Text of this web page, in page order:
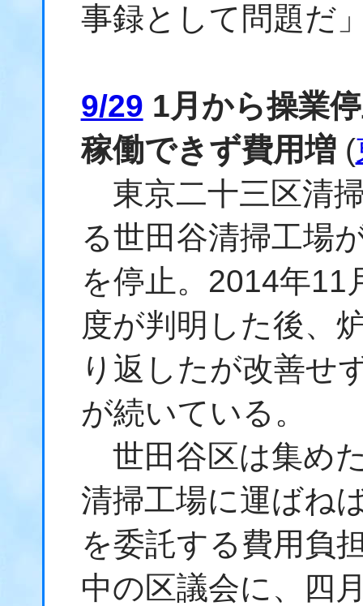
事録として問題だ
9/29 1月から操業
稼働できず費用増(
東京二十三区清
る世田谷清掃工場
を停止。2014年11
度が判明した後、
り返したが改善せ
が続いている。
世田谷区は集め
清掃工場に運ばね
を委託する費用負
中の区議会に、四